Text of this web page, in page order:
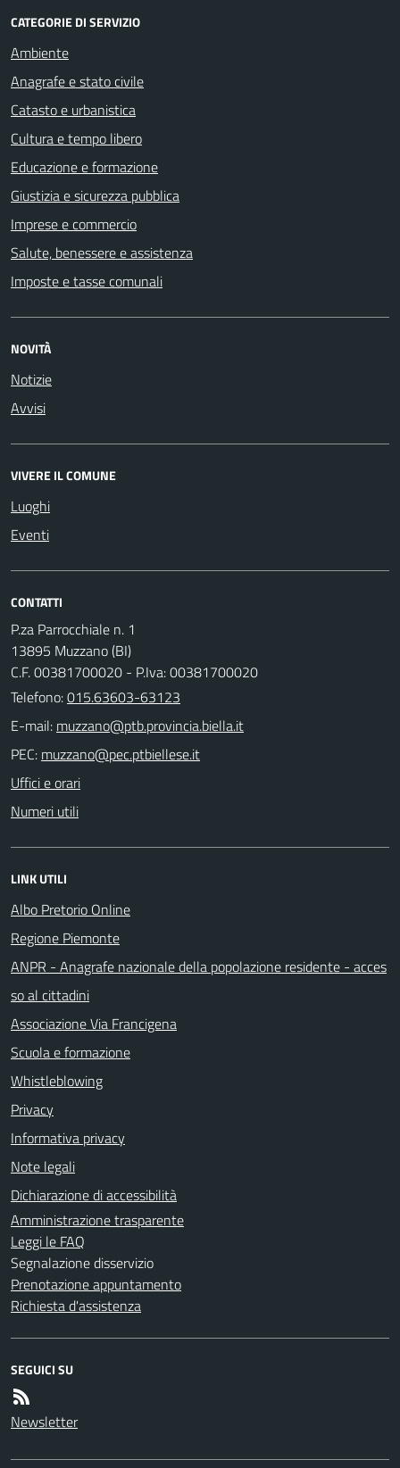
CATEGORIE DI SERVIZIO
Ambiente
Anagrafe e stato civile
Catasto e urbanistica
Cultura e tempo libero
Educazione e formazione
Giustizia e sicurezza pubblica
Imprese e commercio
Salute, benessere e assistenza
Imposte e tasse comunali
NOVITÀ
Notizie
Avvisi
VIVERE IL COMUNE
Luoghi
Eventi
CONTATTI
P.za Parrocchiale n. 1
13895 Muzzano (BI)
C.F. 00381700020 - P.Iva: 00381700020
Telefono:015.63603-63123
E-mail:
PEC:
Uffici e orari
Numeri utili
LINK UTILI
Albo Pretorio Online
Regione Piemonte
ANPR - Anagrafe nazionale della popolazione residente - acces
so al cittadini
Associazione Via Francigena
Scuola e formazione
Whistleblowing
Privacy
Informativa privacy
Note legali
Dichiarazione di accessibilità
Amministrazione trasparente
Leggi le FAQ
Segnalazione disservizio
Prenotazione appuntamento
Richiesta d'assistenza
SEGUICI SU
Newsletter